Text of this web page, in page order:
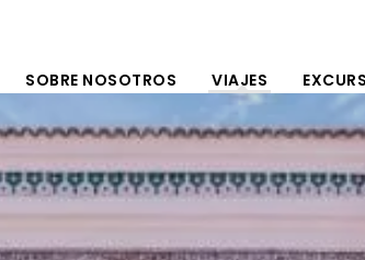
SOBRE NOSOTROS VIAJES